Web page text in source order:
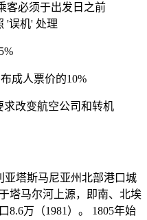
客必须于出发日之前
'误机' 处理
成人票价的10%
求改变航空公司和转机
亚塔斯马尼亚州北部港口城
塔马尔河上源，即南、北埃
8.6万（1981）。 1805年始